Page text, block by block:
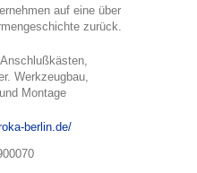
auf eine über
zurück.
Werkzeugbau,
Montage
berlin.de/